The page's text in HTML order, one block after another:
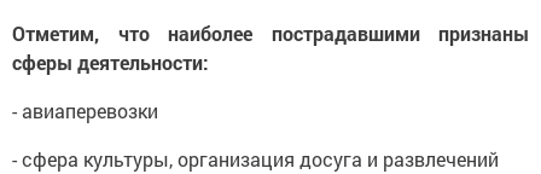
Отметим, что наиболее пострадавшими признаны
сферы деятельности:
- авиаперевозки
- сфера культуры, организация досуга и развлечений